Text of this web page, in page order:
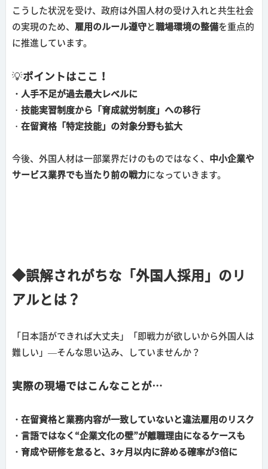
こうした状況を受け、政府は外国人材の受け入れと共生社会
の実現のため、 雇用のルール遵守と 職場環境の整備を重点的
に推進しています。
💡ポイントはここ！
・人手不足が過去最大レベルに
・ 技能実習制度から「育成就労制度」への移行
・ 在留資格「特定技能」の対象分野も拡大
今後、外国人材は一部業界だけのものではなく、 中小企業や
サービス業界でも当たり前の戦力になっていきます。
◆誤解されがちな「外国人採用」のリ
アルとは？
「日本語ができれば大丈夫」「即戦力が欲しいから外国人は
難しい」—そんな思い込み、していませんか？
実際の現場ではこんなことが…
・在留資格と業務内容が一致していないと違法雇用のリスク
・言語ではなく“企業文化の壁”が離職理由になるケースも
・育成や研修を怠ると、3ヶ月以内に辞める確率が3倍に